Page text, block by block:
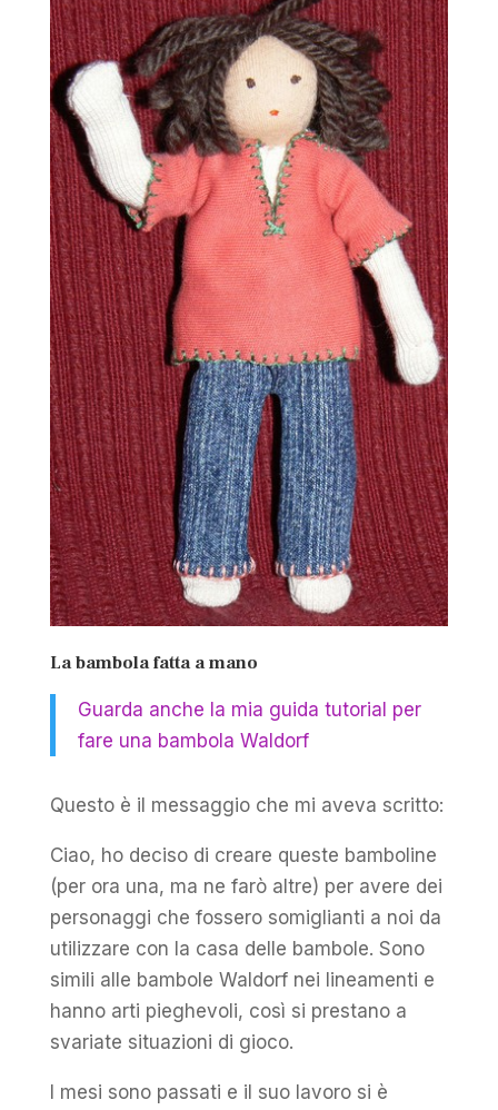
La bambola fatta a mano
Guarda anche la mia guida tutorial per
fare una bambola Waldorf
Questo è il messaggio che mi aveva scritto:
Ciao, ho deciso di creare queste bamboline
(per ora una, ma ne farò altre) per avere dei
personaggi che fossero somiglianti a noi da
utilizzare con la casa delle bambole. Sono
simili alle bambole Waldorf nei lineamenti e
hanno arti pieghevoli, così si prestano a
svariate situazioni di gioco.
I mesi sono passati e il suo lavoro si è